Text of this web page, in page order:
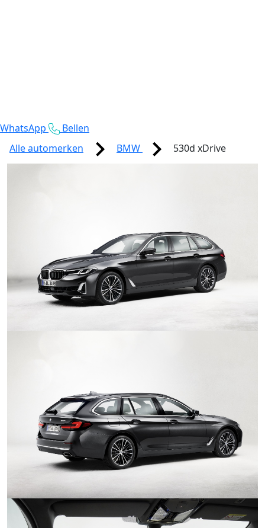
WhatsApp
Bellen
Alle automerken
BMW 530d xDrive